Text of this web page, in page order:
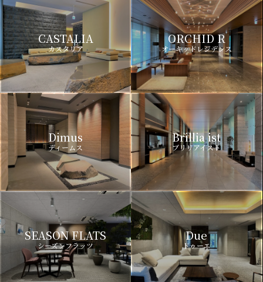
CASTALIA
カスタリア
ORCHID R
オーキッドレジデンス
Dimus
ディームス
Brillia ist
ブリリアイスト
SEASON FLATS
シーズンフラッツ
Due
ドゥーエ